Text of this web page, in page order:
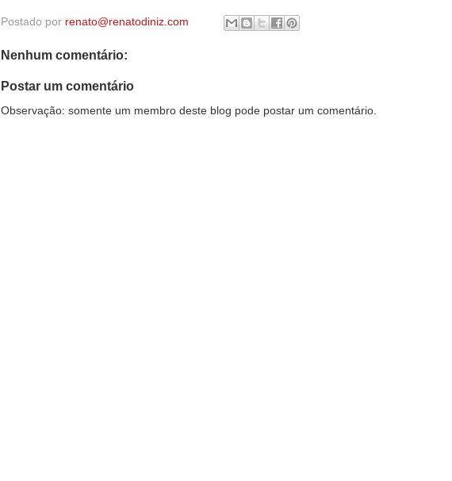
Postado por renato@renatodiniz.com
Nenhum comentário:
Postar um comentário
Observação: somente um membro deste blog pode postar um comentário.